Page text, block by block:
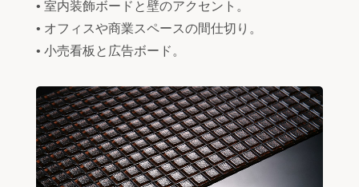
• 室内装飾ボードと壁のアクセント。
• オフィスや商業スペースの間仕切り。
• 小売看板と広告ボード。